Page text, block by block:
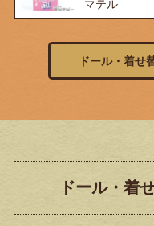
マテル
ドール・着せ
ドール・着